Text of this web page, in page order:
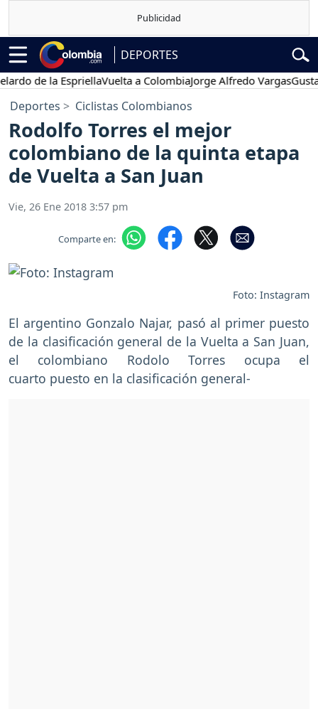
DEPORTES
de la EspriellaVuelta a ColombiaJorge Alfredo VargasGustavo
Deportes Ciclistas Colombianos
Rodolfo Torres el mejor
colombiano de la quinta etapa
de Vuelta a San Juan
Vie, 26 Ene 2018 3:57 pm
Comparte en:
Foto: Instagram
El argentino Gonzalo Najar, pasó al primer puesto
de la clasificación general de la Vuelta a San Juan,
el colombiano Rodolo Torres ocupa el
cuarto puesto en la clasificación general-